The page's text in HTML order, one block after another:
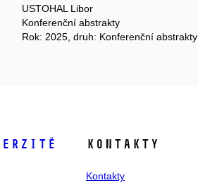
USTOHAL Libor
Konferenční abstrakty
Rok: 2025, druh: Konferenční abstrakty
Kontakty
Kontakty